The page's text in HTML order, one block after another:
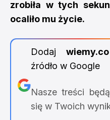
zrobiła w tych
ocaliło mu życie.
Dodaj wiemy.co
źródło w Google
Nasze treści
się w Twoich